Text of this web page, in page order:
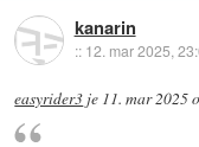
kanarin
:: 12. mar 2025,
easyrider3 je 11. mar 2025